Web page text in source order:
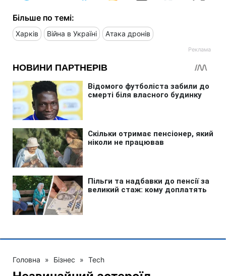
Більше по темі:
Харків Війна в Україні Атака дронів
Головна » Бізнес » Tech